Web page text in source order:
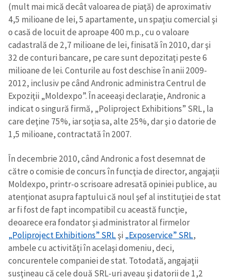
(mult mai mică decât valoarea de piaţă) de aproximativ
4,5 milioane de lei, 5 apartamente, un spaţiu comercial şi
o casă de locuit de aproape 400 m.p., cu o valoare
cadastrală de 2,7 milioane de lei, finisată în 2010, dar şi
32 de conturi bancare, pe care sunt depozitaţi peste 6
milioane de lei. Conturile au fost deschise în anii 2009-
2012, inclusiv pe când Andronic administra Centrul de
Expoziţii „Moldexpo”. În aceeaşi declaraţie, Andronic a
indicat o singură firmă, „Poliproject Exhibitions” SRL, la
care deţine 75%, iar soţia sa, alte 25%, dar şi o datorie de
1,5 milioane, contractată în 2007.
În decembrie 2010, când Andronic a fost desemnat de
către o comisie de concurs în funcţia de director, angajaţii
Moldexpo, printr-o scrisoare adresată opiniei publice, au
atenţionat asupra faptului că noul şef al instituţiei de stat
ar fi fost de fapt incompatibil cu această funcţie,
deoarece era fondator şi administrator al firmelor
„Poliproject Exhibitions” SRLşi„Exposervice” SRL,
ambele cu activităţi în acelaşi domeniu, deci,
concurentele companiei de stat. Totodată, angajaţii
susţineau că cele două SRL-uri aveau şi datorii de 1,2